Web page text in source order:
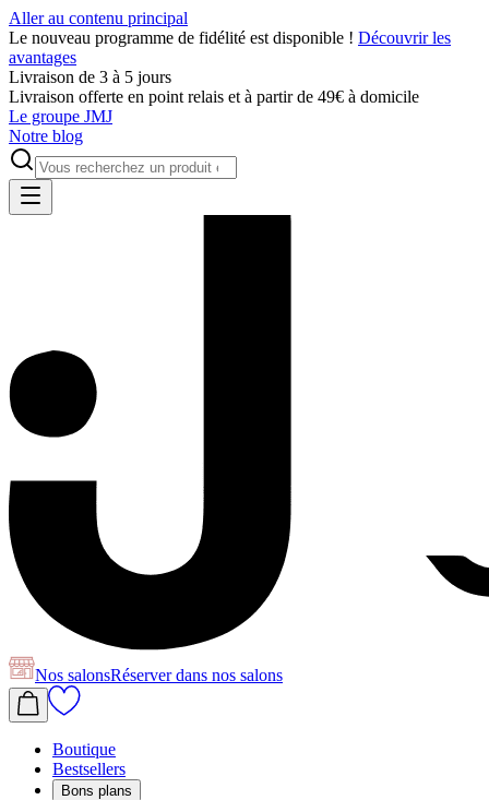
Aller au contenu principal
Le nouveau programme de fidélité est disponible ! Découvrir les
avantages
Livraison de 3 à 5 jours
Livraison offerte en point relais et à partir de 49€ à domicile
Le groupe JMJ
Notre blog
Nos salonsRéserverdans nos salons
Boutique
Bestsellers
Bons plans